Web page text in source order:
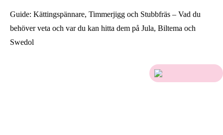
Guide: Kättingspännare, Timmerjigg och Stubbfräs – Vad du
behöver veta och var du kan hitta dem på Jula, Biltema och
Swedol